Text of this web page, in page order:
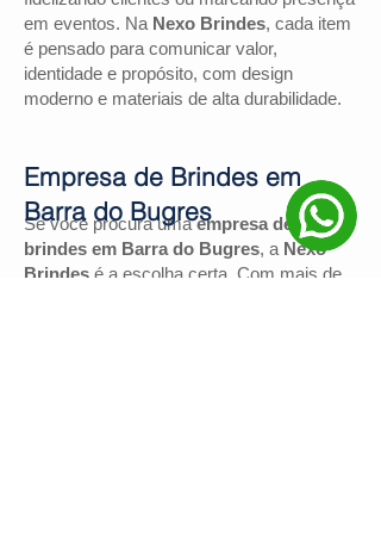
em eventos. Na Nexo Brindes, cada item
é pensado para comunicar valor,
identidade e propósito, com design
moderno e materiais de alta durabilidade.
Se você procura umaempresa de
brindes em Barra do Bugres, a Nexo
Brindes é a escolha certa. Com mais de
Empresa de Brindes em
Barra do Bugres